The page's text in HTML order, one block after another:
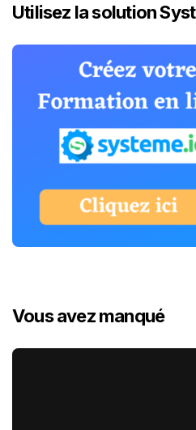
Utilisez la solution
Vous avez manqué